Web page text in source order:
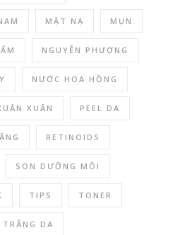
MẶT NẠ MỤN
NGUYỄN PHƯỢNG
NƯỚC HOA HỒNG
XUÂN PEEL DA
RETINOIDS
SON DƯỠNG MÔI
TIPS TONER
TRẮNG DA